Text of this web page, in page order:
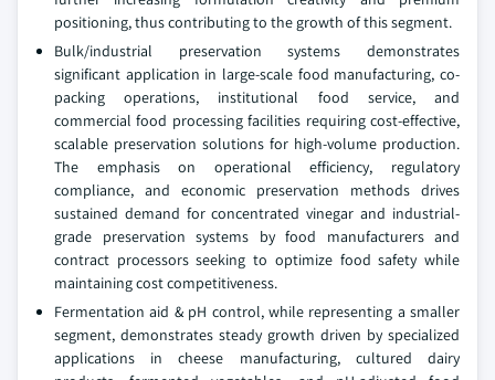
positioning, thus contributing to the growth of this segment.
Bulk/industrial preservation systems demonstrates
significant application in large-scale food manufacturing, co-
packing operations, institutional food service, and
commercial food processing facilities requiring cost-effective,
scalable preservation solutions for high-volume production.
The emphasis on operational efficiency, regulatory
compliance, and economic preservation methods drives
sustained demand for concentrated vinegar and industrial-
grade preservation systems by food manufacturers and
contract processors seeking to optimize food safety while
maintaining cost competitiveness.
Fermentation aid & pH control, while representing a smaller
segment, demonstrates steady growth driven by specialized
applications in cheese manufacturing, cultured dairy